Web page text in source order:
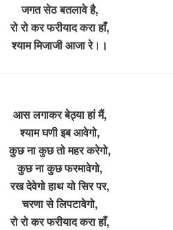
जगत सेठ बतलावे है,
रो रो कर फरीयाद करा हाँ,
श्याम मिजाजी आजा रे।।
आस लगाकर बेठ्या हां मैं,
श्याम घणी इब आवेगो,
कुछ ना कुछ तो महर करेगो,
कुछ ना कुछ फरमावेगो,
रख देवेगो हाथ यो सिर पर,
चरणा से लिपटावेगो,
रो रो कर फरीयाद करा हाँ,